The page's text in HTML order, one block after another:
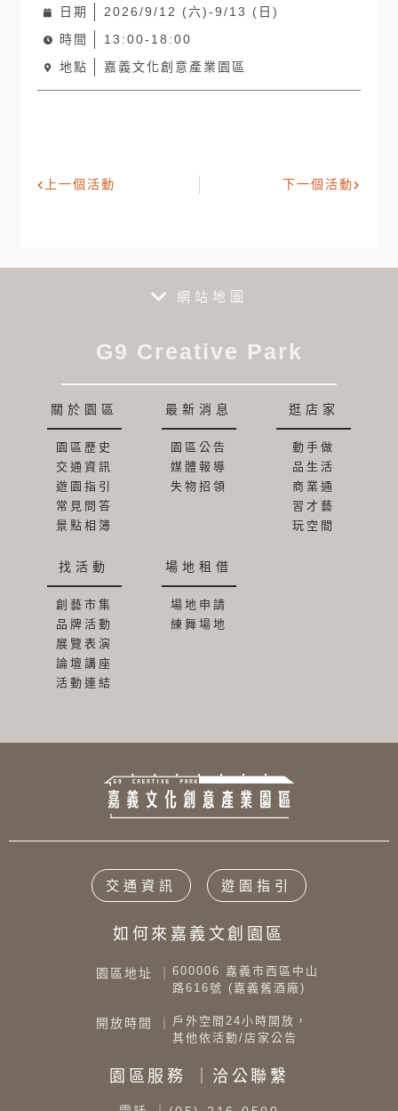
日期
2026/9/12 (六)-9/13 (日)
時間
13:00-18:00
地點
嘉義文化創意產業園區
上一個活動 下一個活動
網站地圖
G9 Creative Park
關於園區
園區歷史
交通資訊
遊園指引
常見問答
景點相簿
最新消息
園區公告
媒體報導
失物招領
逛店家
動手做
品生活
商業通
習才藝
玩空間
找活動
創藝市集
品牌活動
展覽表演
論壇講座
活動連結
場地租借
場地申請
練舞場地
交通資訊 遊園指引
如何來嘉義文創園區
園區地址 ｜ 600006 嘉義市西區中山
路616號 (嘉義舊酒廠)
開放時間 ｜ 戶外空間24小時開放，
其他依活動/店家公告
園區服務 ｜洽公聯繫